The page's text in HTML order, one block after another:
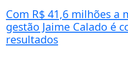
Com R$ 41,6 milhões a
gestão Jaime Calado é
resultados